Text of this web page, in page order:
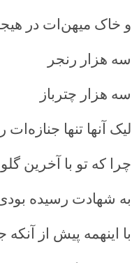
و خاک ميهن‌ات در
سه هزار رنجر
سه هزار چترباز
ليک آنها تنها جنازه‌ات
چرا که تو با آخرين
به شهادت رسيده
با اينهمه پيش از آنکه